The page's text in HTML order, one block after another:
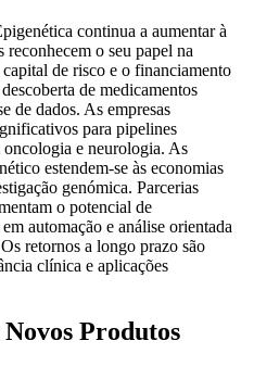
continua a aumentar à
reconhecem o seu papel na
de risco e o financiamento
de medicamentos
de dados. As empresas
para pipelines
e neurologia. As
estendem-se às economias
genómica. Parcerias
o potencial de
automação e análise orientada
retornos a longo prazo são
clínica e aplicações
Produtos